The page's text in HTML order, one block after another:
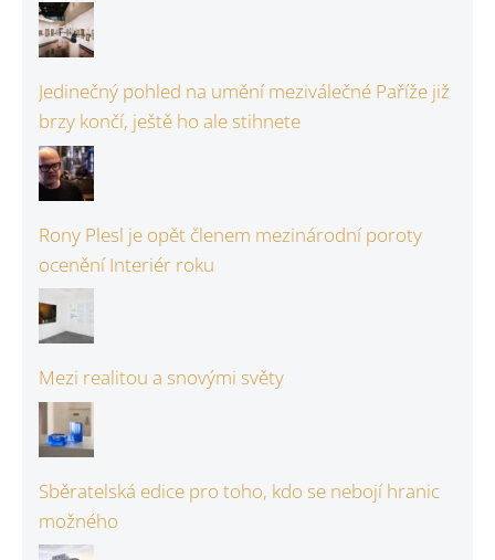
Jedinečný pohled na umění meziválečné Paříže již
brzy končí, ještě ho ale stihnete
Rony Plesl je opět členem mezinárodní poroty
ocenění Interiér roku
Mezi realitou a snovými světy
Sběratelská edice pro toho, kdo se nebojí hranic
možného